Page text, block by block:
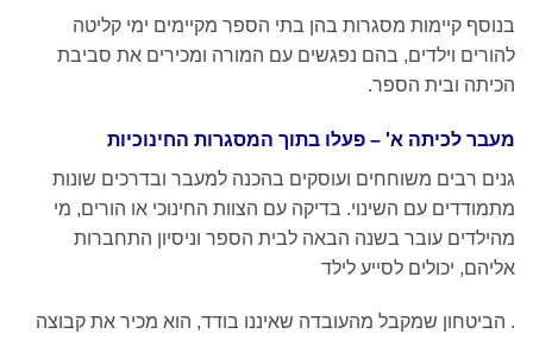
בנוסף קיימות מסגרות בהן בתי הספר מקיימים ימי קליטה
להורים וילדים, בהם נפגשים עם המורה ומכירים את סביבת
הכיתה ובית הספר.
מעבר לכיתה א' – פעלו בתוך המסגרות החינוכיות
גנים רבים משוחחים ועוסקים בהכנה למעבר ובדרכים שונות
מתמודדים עם השינוי. בדיקה עם הצוות החינוכי או הורים, מי
מהילדים עובר בשנה הבאה לבית הספר וניסיון התחברות
אליהם, יכולים לסייע לילד
. הביטחון שמקבל מהעובדה שאיננו בודד, הוא מכיר את קבוצה